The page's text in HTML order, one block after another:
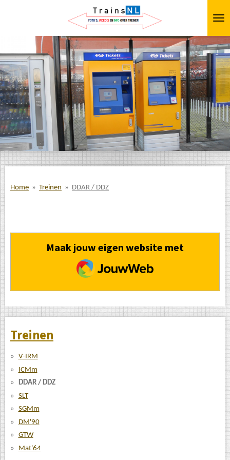
hoofdinhoud
Home » Treinen » DDAR / DDZ
Maak jouw eigen website met
JouwWeb
Treinen
V-IRM
ICMm
DDAR / DDZ
SLT
SGMm
DM'90
GTW
Mat'64